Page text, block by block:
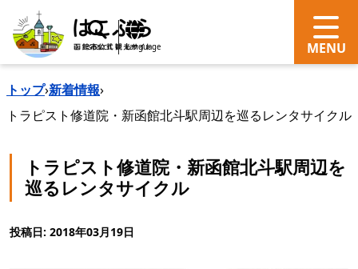
search Language
トップ›新着情報›
トラピスト修道院・新函館北斗駅周辺を巡るレンタサイクル
トラピスト修道院・新函館北斗駅周辺を
巡るレンタサイクル
投稿日: 2018年03月19日